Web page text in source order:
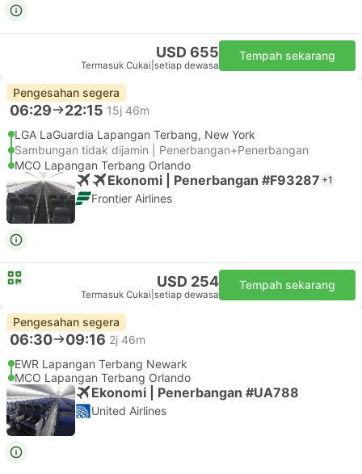
USD 655
Termasuk Cukai setiap dewasa
Tempah sekarang
Pengesahan segera
06:29 22:15 15j 46m
LGA LaGuardia Lapangan Terbang, New York
Sambungan tidak dijamin | Penerbangan+Penerbangan
MCO Lapangan Terbang Orlando
Ekonomi | Penerbangan #F93287 +1
Frontier Airlines
USD 254
Termasuk Cukai setiap dewasa
Tempah sekarang
Pengesahan segera
06:30 09:16 2j 46m
EWR Lapangan Terbang Newark
MCO Lapangan Terbang Orlando
Ekonomi | Penerbangan #UA788
United Airlines